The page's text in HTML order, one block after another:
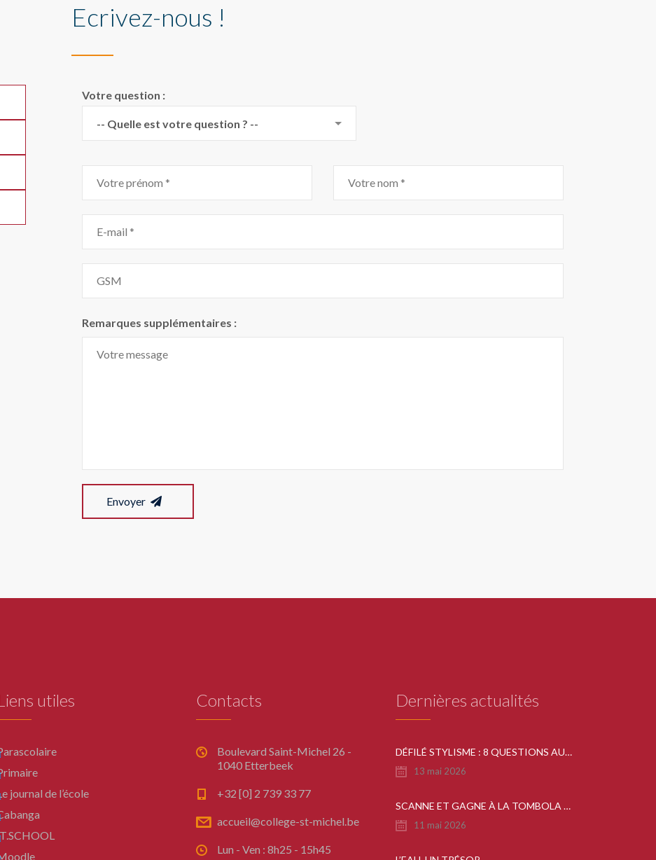
Ecrivez-nous !
Votre question :
-- Quelle est votre question ? --
Remarques supplémentaires :
Envoyer
utiles
journal de l’école
Contacts
Boulevard Saint-Michel 26 -
1040 Etterbeek
+32 [0] 2 739 33 77
accueil@college-st-michel.be
Lun - Ven : 8h25 - 15h45
Dernières actualités
DÉFILÉ STYLISME : 8 QUESTIONS AUX ORGANISATEURS
13 mai 2026
SCANNE ET GAGNE À LA TOMBOLA DE LA FÊTE DU COLLÈGE
11 mai 2026